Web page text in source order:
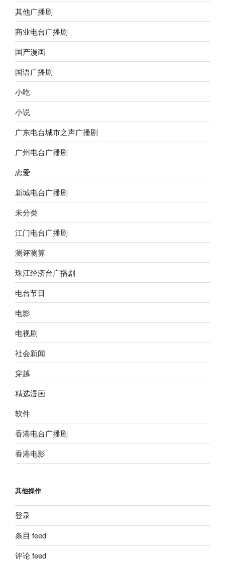
其他广播剧
商业电台广播剧
国产漫画
国语广播剧
小吃
小说
广东电台城市之声广播剧
广州电台广播剧
恋爱
新城电台广播剧
未分类
江门电台广播剧
测评测算
珠江经济台广播剧
电台节目
电影
电视剧
社会新闻
穿越
精选漫画
软件
香港电台广播剧
香港电影
其他操作
登录
条目 feed
评论 feed